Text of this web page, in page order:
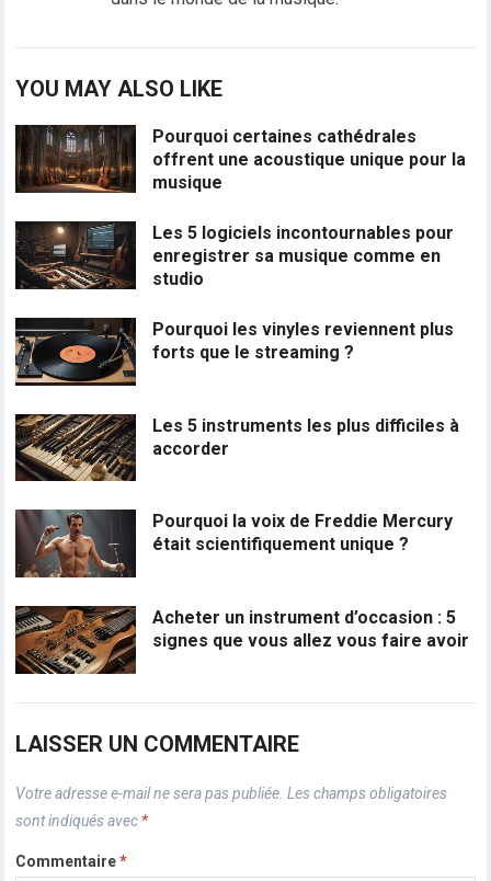
YOU MAY ALSO LIKE
Pourquoi certaines cathédrales
offrent une acoustique unique pour la
musique
Les 5 logiciels incontournables pour
enregistrer sa musique comme en
studio
Pourquoi les vinyles reviennent plus
forts que le streaming ?
Les 5 instruments les plus difficiles à
accorder
Pourquoi la voix de Freddie Mercury
était scientifiquement unique ?
Acheter un instrument d’occasion : 5
signes que vous allez vous faire avoir
LAISSER UN COMMENTAIRE
Votre adresse e-mail ne sera pas publiée. Les champs obligatoires
sont indiqués avec *
Commentaire*